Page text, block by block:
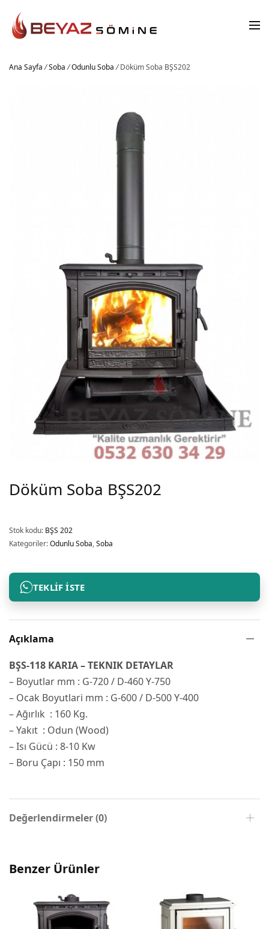
Ana Sayfa /Soba /Odunlu Soba /Döküm Soba BŞS202
Döküm Soba BŞS202
Stok kodu: BŞS 202
Kategoriler:Odunlu Soba,Soba
TEKLIF İSTE
Açıklama
BŞS-118 KARIA – TEKNIK DETAYLAR
– Boyutlar mm : G-720 / D-460 Y-750
– Ocak Boyutlari mm : G-600 / D-500 Y-400
– Ağırlık : 160 Kg.
– Yakıt : Odun (Wood)
– Isı Gücü : 8-10 Kw
– Boru Çapı : 150 mm
Değerlendirmeler (0)
Benzer Ürünler